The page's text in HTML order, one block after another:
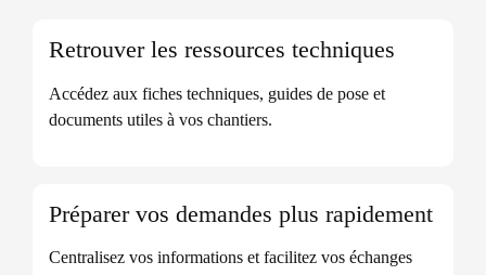
Retrouver les ressources techniques
Accédez aux fiches techniques, guides de pose et
documents utiles à vos chantiers.
Préparer vos demandes plus rapidement
Centralisez vos informations et facilitez vos échanges